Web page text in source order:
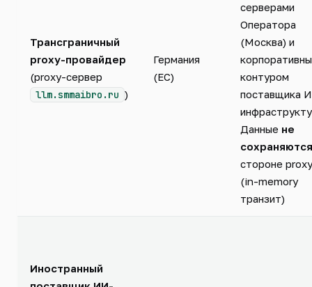
Трансграничный
proxy-провайдер
(proxy-сервер
llm.smmaibro.ru )
Германия
(ЕС)
серверами
Оператора
(Москва) и
контуром
поставщика
Данные не
сохраняются
стороне proxy
(in-memory
транзит)
Иностранный